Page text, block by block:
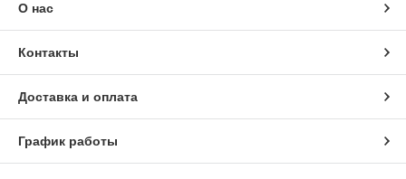
О нас
Контакты
Доставка и оплата
График работы